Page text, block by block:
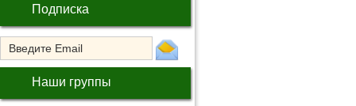
Подписка
Наши группы